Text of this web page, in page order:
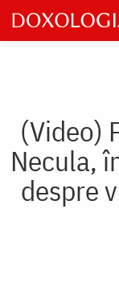
Skip
to
main
(Video)
Necula,
despre